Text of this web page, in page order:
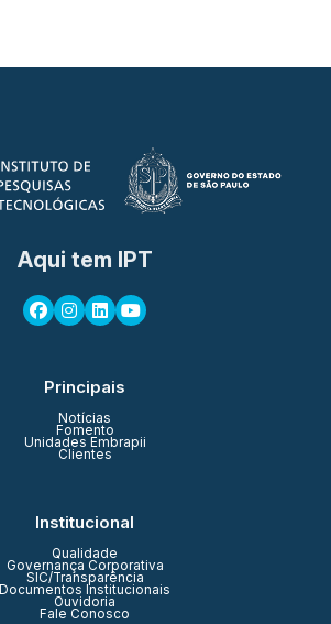
Aqui tem IPT
Principais
Notícias
Fomento
Unidades Embrapii
Clientes
Institucional
Qualidade
Governança Corporativa
SIC/Transparência
Documentos Institucionais
Ouvidoria
Fale Conosco